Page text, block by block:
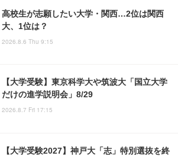
高校生が志願したい大学・関西…2位は関西
大、1位は？
2026.8.6 Thu 9:15
【大学受験】東京科学大や筑波大「国立大学
だけの進学説明会」8/29
2026.8.7 Fri 17:15
【大学受験2027】神戸大「志」特別選抜を終